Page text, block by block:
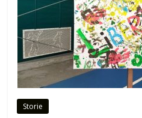
Storie